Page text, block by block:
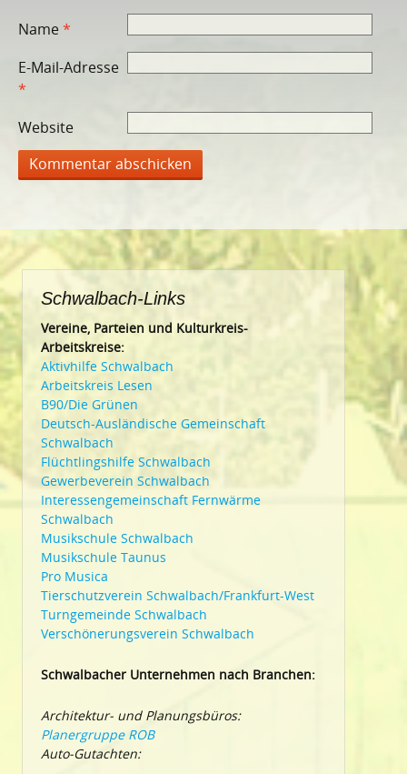
Name*
E-Mail-Adresse
*
Website
Schwalbach-Links
Vereine, Parteien und Kulturkreis-
Arbeitskreise:
Aktivhilfe Schwalbach
Arbeitskreis Lesen
B90/Die Grünen
Deutsch-Ausländische Gemeinschaft
Schwalbach
Flüchtlingshilfe Schwalbach
Gewerbeverein Schwalbach
Interessengemeinschaft Fernwärme
Schwalbach
Musikschule Schwalbach
Musikschule Taunus
Pro Musica
Tierschutzverein Schwalbach/Frankfurt-West
Turngemeinde Schwalbach
Verschönerungsverein Schwalbach
Schwalbacher Unternehmen nach Branchen:
Architektur- und Planungsbüros:
Planergruppe ROB
Auto-Gutachten: